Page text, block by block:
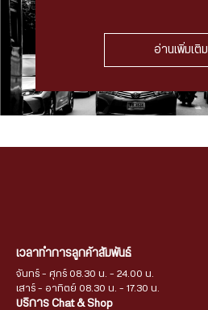
อ่านเพิ่มเติม
เวลาทำการลูกค้าสัมพันธ์
จันทร์ - ศุกร์ 08.30 น. - 24.00 น.
เสาร์ - อาทิตย์ 08.30 น. - 17.30 น.
บริการ Chat & Shop